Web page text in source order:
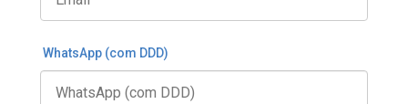
WhatsApp (com DDD)